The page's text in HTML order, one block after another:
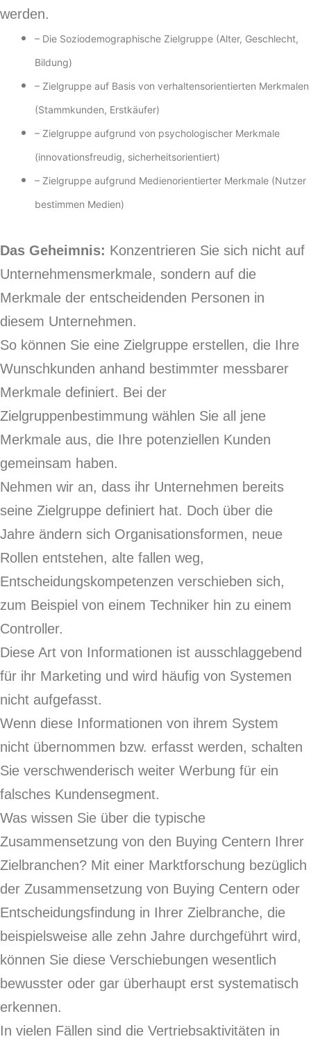
werden.
– Die Soziodemographische Zielgruppe (Alter, Geschlecht,
Bildung)
– Zielgruppe auf Basis von verhaltensorientierten Merkmalen
(Stammkunden, Erstkäufer)
– Zielgruppe aufgrund von psychologischer Merkmale
(innovationsfreudig, sicherheitsorientiert)
– Zielgruppe aufgrund Medienorientierter Merkmale (Nutzer
bestimmen Medien)
Das Geheimnis: Konzentrieren Sie sich nicht auf
Unternehmensmerkmale, sondern auf die
Merkmale der entscheidenden Personen in
diesem Unternehmen.
So können Sie eine Zielgruppe erstellen, die Ihre
Wunschkunden anhand bestimmter messbarer
Merkmale definiert. Bei der
Zielgruppenbestimmung wählen Sie all jene
Merkmale aus, die Ihre potenziellen Kunden
gemeinsam haben.
Nehmen wir an, dass ihr Unternehmen bereits
seine Zielgruppe definiert hat. Doch über die
Jahre ändern sich Organisationsformen, neue
Rollen entstehen, alte fallen weg,
Entscheidungskompetenzen verschieben sich,
zum Beispiel von einem Techniker hin zu einem
Controller.
Diese Art von Informationen ist ausschlaggebend
für ihr Marketing und wird häufig von Systemen
nicht aufgefasst.
Wenn diese Informationen von ihrem System
nicht übernommen bzw. erfasst werden, schalten
Sie verschwenderisch weiter Werbung für ein
falsches Kundensegment.
Was wissen Sie über die typische
Zusammensetzung von den Buying Centern Ihrer
Zielbranchen? Mit einer Marktforschung bezüglich
der Zusammensetzung von Buying Centern oder
Entscheidungsfindung in Ihrer Zielbranche, die
beispielsweise alle zehn Jahre durchgeführt wird,
können Sie diese Verschiebungen wesentlich
bewusster oder gar überhaupt erst systematisch
erkennen.
In vielen Fällen sind die Vertriebsaktivitäten in